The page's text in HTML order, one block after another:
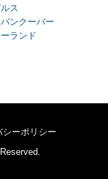
ス
ンクーバー
ランド
シーポリシー